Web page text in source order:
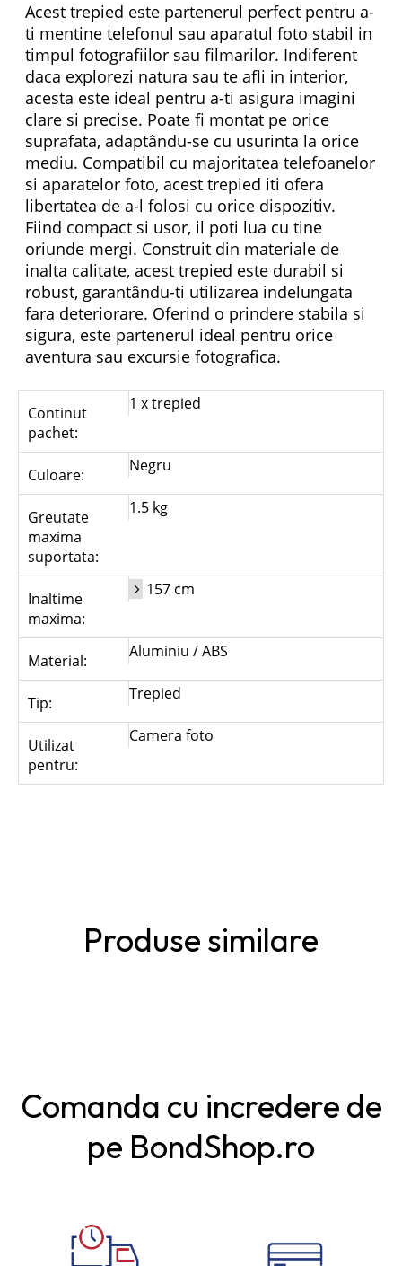
Acest trepied este partenerul perfect pentru a-
ti mentine telefonul sau aparatul foto stabil in
timpul fotografiilor sau filmarilor. Indiferent
daca explorezi natura sau te afli in interior,
acesta este ideal pentru a-ti asigura imagini
clare si precise. Poate fi montat pe orice
suprafata, adaptându-se cu usurinta la orice
mediu. Compatibil cu majoritatea telefoanelor
si aparatelor foto, acest trepied iti ofera
libertatea de a-l folosi cu orice dispozitiv.
Fiind compact si usor, il poti lua cu tine
oriunde mergi. Construit din materiale de
inalta calitate, acest trepied este durabil si
robust, garantându-ti utilizarea indelungata
fara deteriorare. Oferind o prindere stabila si
sigura, este partenerul ideal pentru orice
aventura sau excursie fotografica.
Continut
pachet:
1 x trepied
Culoare: Negru
Greutate
maxima
suportata:
1.5 kg
Inaltime
maxima:
157 cm
Material: Aluminiu / ABS
Tip: Trepied
Utilizat
pentru:
Camera foto
Produse similare
Comanda cu incredere de
pe BondShop.ro